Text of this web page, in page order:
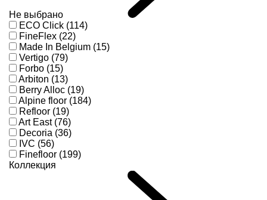
Не выбрано
ECO Click (114)
FineFlex (22)
Made In Belgium (15)
Vertigo (79)
Forbo (15)
Arbiton (13)
Berry Alloc (19)
Alpine floor (184)
Refloor (19)
Art East (76)
Decoria (36)
IVC (56)
Finefloor (199)
Коллекция